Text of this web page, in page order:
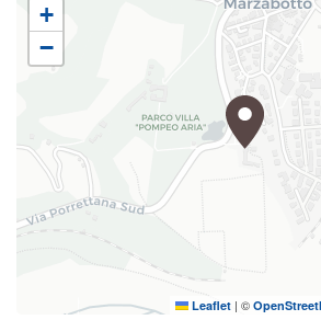
Prima degli spettacoli è previsto
prodotti delle aziende del territorio.
Gli eventi sono a pagamento e in
prevista la possibilità di cenare
della zona.
Per maggiori informazioni visita
dell'evento.Info e
prenotazioni:
+
−
Leaflet | ©